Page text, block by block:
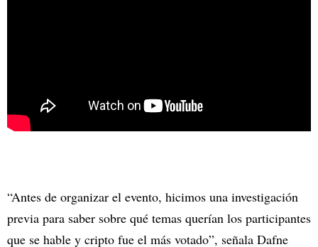
“Antes de organizar el evento, hicimos una investigación
previa para saber sobre qué temas querían los participantes
que se hable y cripto fue el más votado”, señala Dafne